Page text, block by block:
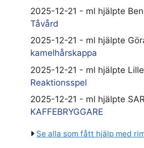
2025-12-21 - ml hjälpte
Tåvård
2025-12-21 - ml hjälpte
kamelhårskappa
2025-12-21 - ml hjälpte
Reaktionsspel
2025-12-21 - ml hjälpte
KAFFEBRYGGARE
Se alla som fått hjälp med